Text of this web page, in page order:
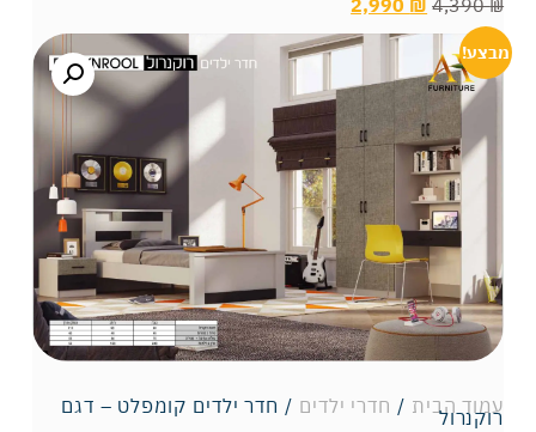
4,390₪
2,990 ₪
מבצע!
עמוד הבית / חדרי ילדים / חדר ילדים קומפלט – דגם
רוקנרול